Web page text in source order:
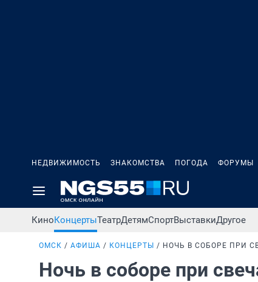
НЕДВИЖИМОСТЬ ЗНАКОМСТВА ПОГОДА ФОРУМЫ
КиноКонцертыТеатрДетямСпортВыставкиДругое
ОМСК АФИША КОНЦЕРТЫ НОЧЬ В СОБОРЕ ПРИ
Ночь в соборе при